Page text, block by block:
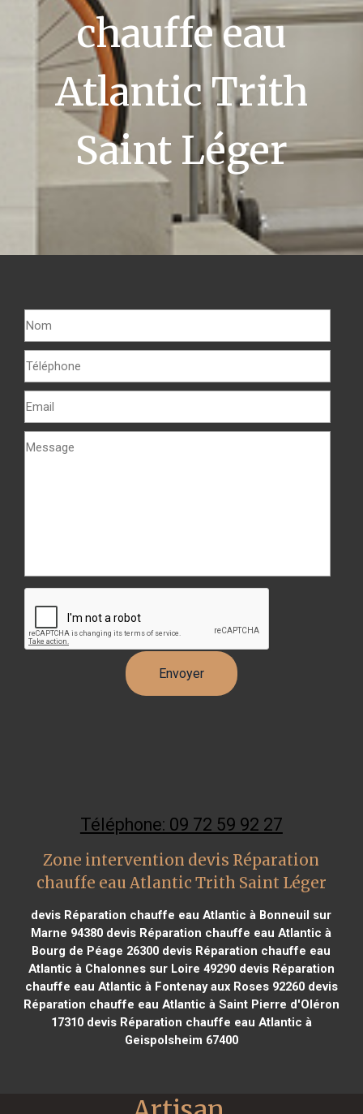
chauffe eau
Atlantic Trith
Saint Léger
Téléphone: 09 72 59 92 27
Zone intervention devis Réparation
chauffe eau Atlantic Trith Saint Léger
devis Réparation chauffe eau Atlantic à Bonneuil sur
Marne 94380 devis Réparation chauffe eau Atlantic à
Bourg de Péage 26300 devis Réparation chauffe eau
Atlantic à Chalonnes sur Loire 49290devis Réparation
chauffe eau Atlantic à Fontenay aux Roses 92260devis
Réparation chauffe eau Atlantic à Saint Pierre d'Oléron
17310devis Réparation chauffe eau Atlantic à
Geispolsheim 67400